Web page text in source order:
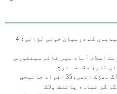
میکسیکو کی جیل میں قیدیوں کے درمیان خونی لڑائی؛ 4
اسلام آباد میں قائم سینٹورس
گئی، مقدمہ درج
افراد جانبحق
کر تباہ، پائلٹ ہلاک